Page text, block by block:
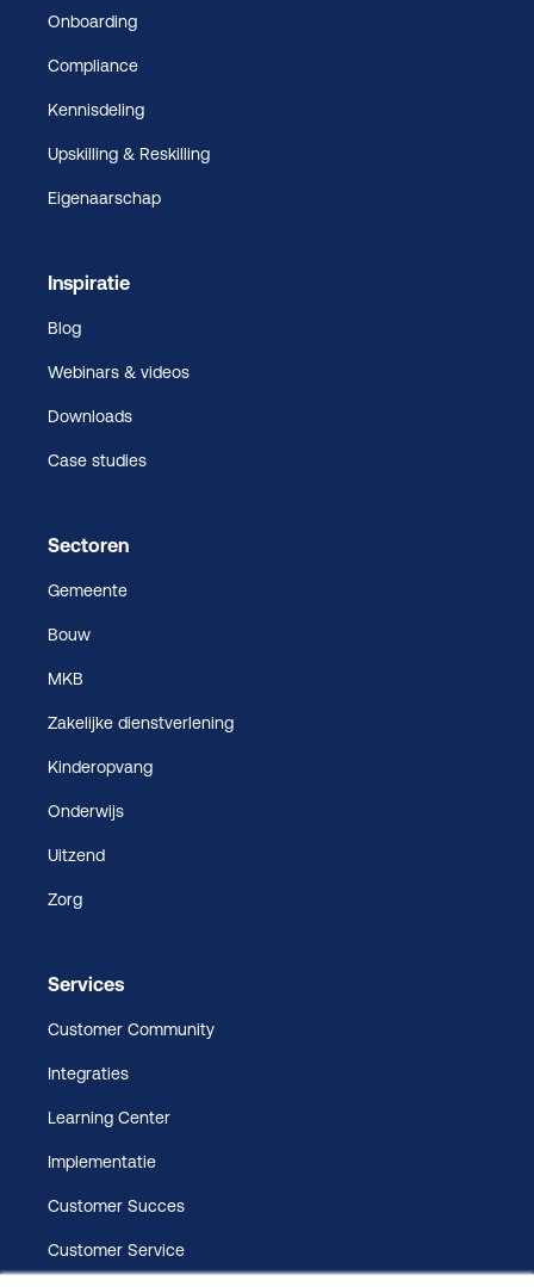
Onboarding
Compliance
Kennisdeling
Upskilling & Reskilling
Eigenaarschap
Inspiratie
Blog
Webinars & videos
Downloads
Case studies
Sectoren
Gemeente
Bouw
MKB
Zakelijke dienstverlening
Kinderopvang
Onderwijs
Uitzend
Zorg
Services
Customer Community
Integraties
Learning Center
Implementatie
Customer Succes
Customer Service